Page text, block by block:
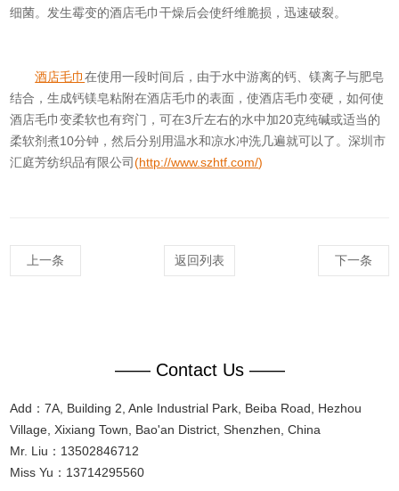
细菌。发生霉变的酒店毛巾干燥后会使纤维脆损，迅速破裂。
酒店毛巾在使用一段时间后，由于水中游离的钙、镁离子与肥皂
结合，生成钙镁皂粘附在酒店毛巾的表面，使酒店毛巾变硬，如何使
酒店毛巾变柔软也有窍门，可在3斤左右的水中加20克纯碱或适当的
柔软剂煮10分钟，然后分别用温水和凉水冲洗几遍就可以了。深圳市
汇庭芳纺织品有限公司(http://www.szhtf.com/)
上一条 返回列表 下一条
—— Contact Us ——
Add：7A, Building 2, Anle Industrial Park, Beiba Road, Hezhou
Village, Xixiang Town, Bao'an District, Shenzhen, China
Mr. Liu：13502846712
Miss Yu：13714295560